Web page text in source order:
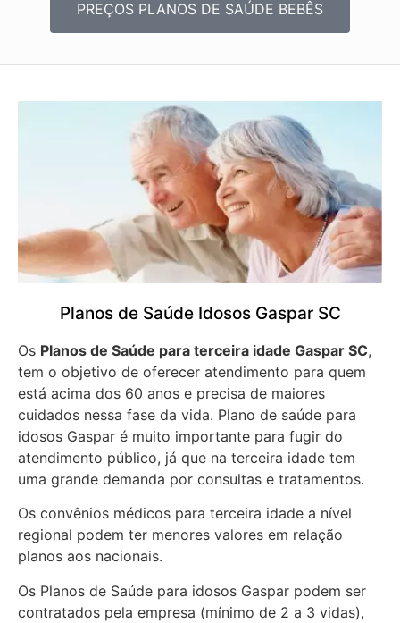
PREÇOS PLANOS DE SAÚDE BEBÊS
Planos de Saúde Idosos Gaspar SC
Os Planos de Saúde para terceira idade Gaspar SC,
tem o objetivo de oferecer atendimento para quem
está acima dos 60 anos e precisa de maiores
cuidados nessa fase da vida. Plano de saúde para
idosos Gaspar é muito importante para fugir do
atendimento público, já que na terceira idade tem
uma grande demanda por consultas e tratamentos.
Os convênios médicos para terceira idade a nível
regional podem ter menores valores em relação
planos aos nacionais.
Os Planos de Saúde para idosos Gaspar podem ser
contratados pela empresa (mínimo de 2 a 3 vidas),